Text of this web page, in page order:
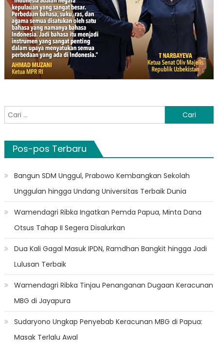
Cari
untuk:
Pos-pos Terbaru
Bangun SDM Unggul, Prabowo Kembangkan Sekolah
Unggulan hingga Undang Universitas Terbaik Dunia
Wamendagri Ribka Ingatkan Pemda Papua, Minta Dana
Otsus Tahap II Segera Disalurkan
Dua Kali Gagal Masuk IPDN, Ramdhan Bangkit hingga Jadi
Lulusan Terbaik
Wamendagri Ribka Tinjau Penanganan Dugaan Keracunan
MBG di Jayapura
Sudaryono Ungkap Penyebab Keracunan MBG di Papua:
Masak Terlalu Awal